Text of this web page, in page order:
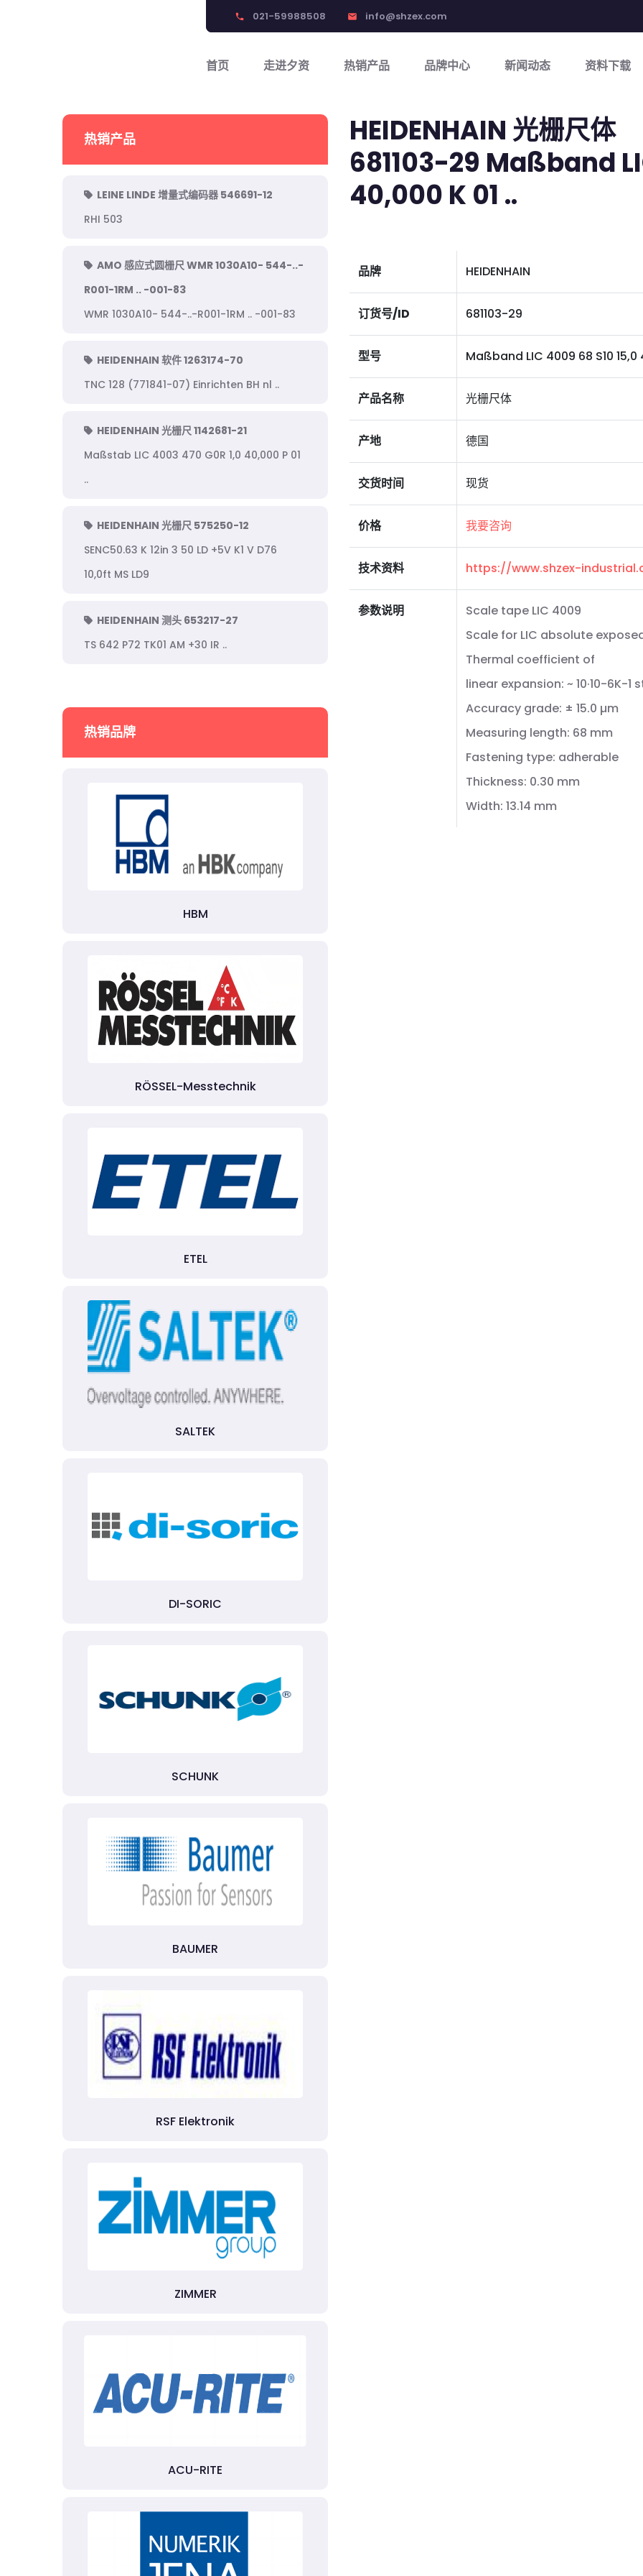
phone 021-59988508 email info@shzex.com
首页 走进夕资 热销产品 品牌中心 新闻动态 资料下载
热销产品
LEINE LINDE 增量式编码器 546691-12
RHI 503
AMO 感应式圆栅尺 WMR 1030A10- 544-..-
R001-1RM .. -001-83
WMR 1030A10- 544-..-R001-1RM .. -001-83
HEIDENHAIN 软件 1263174-70
TNC 128 (771841-07) Einrichten BH nl ..
HEIDENHAIN 光栅尺 1142681-21
Maßstab LIC 4003 470 G0R 1,0 40,000 P 01
..
HEIDENHAIN 光栅尺 575250-12
SENC50.63 K 12in 3 50 LD +5V K1 V D76
10,0ft MS LD9
HEIDENHAIN 测头 653217-27
TS 642 P72 TK01 AM +30 IR ..
热销品牌
HBM
RÖSSEL-Messtechnik
ETEL
SALTEK
DI-SORIC
SCHUNK
BAUMER
RSF Elektronik
ZIMMER
ACU-RITE
HEIDENHAIN 光栅尺体
681103-29 Maßband
40,000 K 01 ..
品牌 HEIDENHAIN
订货号/ID 681103-29
型号 Maßband LIC 4009 68 S10 15,0
产品名称 光栅尺体
产地 德国
交货时间 现货
价格 我要咨询
技术资料 https://www.shzex-
参数说明
Scale tape LIC 4009
Scale for LIC absolute
Thermal coefficient of
linear expansion: ~ 10·10-6K-1
Accuracy grade: ± 15.0 µm
Measuring length: 68 mm
Fastening type: adherable
Thickness: 0.30 mm
Width: 13.14 mm